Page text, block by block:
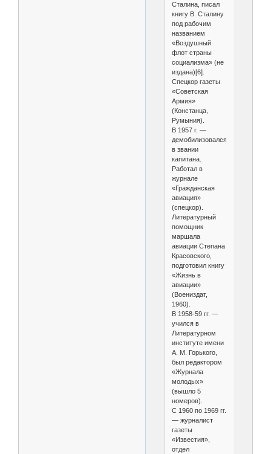
Сталина, писал
книгу В. Сталину
под рабочим
названием
«Воздушный
флот страны
социализма» (не
издана)[6].
Спецкор газеты
«Советская
Армия»
(Констанца,
Румыния).
В 1957 г. —
демобилизовался
в звании
капитана.
Работал в
журнале
«Гражданская
авиация»
(спецкор).
Литературный
помощник
маршала
авиации Степана
Красовского,
подготовил книгу
«Жизнь в
авиации»
(Воениздат,
1960).
В 1958-59 гг. —
учился в
Литературном
институте имени
А. М. Горького,
был редактором
«Журнала
молодых»
(вышло 5
номеров).
С 1960 по 1969 гг.
— журналист
газеты
«Известия»,
отдел